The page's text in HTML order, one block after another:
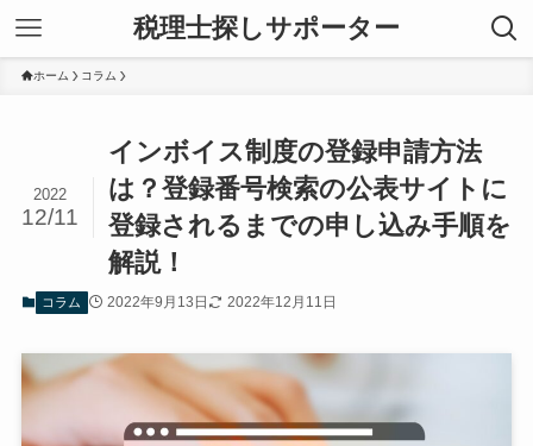
税理士探しサポーター
ホーム コラム
インボイス制度の登録申請方法
は？登録番号検索の公表サイトに
登録されるまでの申し込み手順を
解説！
2022
12/11
コラム 2022年9月13日 2022年12月11日